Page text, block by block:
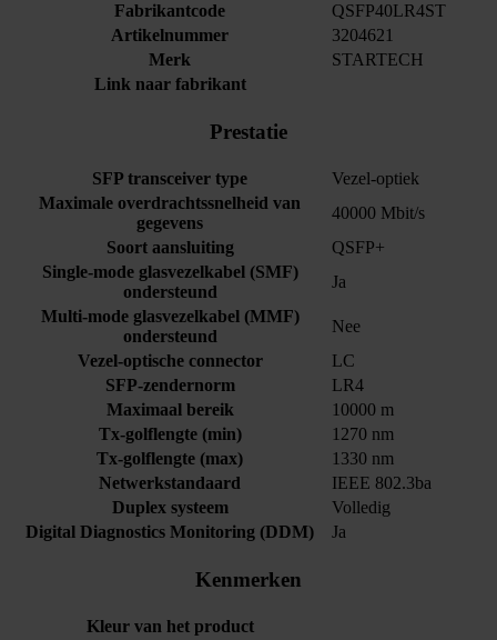
Fabrikantcode
QSFP40LR4ST
Artikelnummer
3204621
Merk
STARTECH
Link naar fabrikant
Prestatie
SFP transceiver type
Vezel-optiek
Maximale overdrachtssnelheid van
gegevens
40000 Mbit/s
Soort aansluiting
QSFP+
Single-mode glasvezelkabel (SMF)
ondersteund
Ja
Multi-mode glasvezelkabel (MMF)
ondersteund
Nee
Vezel-optische connector
LC
SFP-zendernorm
LR4
Maximaal bereik
10000 m
Tx-golflengte (min)
1270 nm
Tx-golflengte (max)
1330 nm
Netwerkstandaard
IEEE 802.3ba
Duplex systeem
Volledig
Digital Diagnostics Monitoring (DDM)
Ja
Kenmerken
Kleur van het product